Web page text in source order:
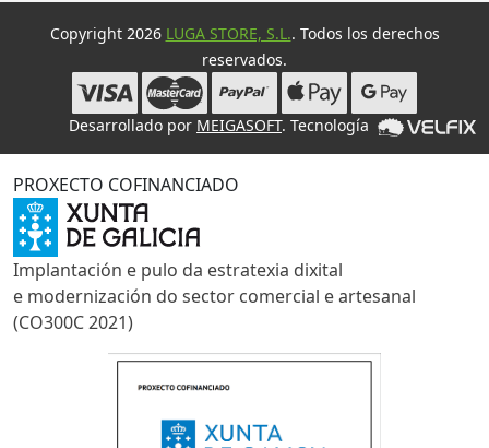
Copyright 2026 LUGA STORE, S.L.. Todos los derechos
reservados.
Desarrollado por MEIGASOFT. Tecnología
PROXECTO COFINANCIADO
Implantación e pulo da estratexia dixital
e modernización do sector comercial e artesanal
(CO300C 2021)